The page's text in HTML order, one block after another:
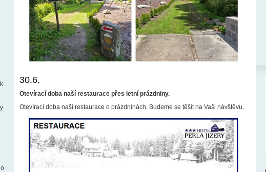
30.6.
Otevírací doba naší restaurace přes letní prázdniny.
Otevírací doba naší restaurace o prázdninách. Budeme se těšit na Vaši návštěvu.